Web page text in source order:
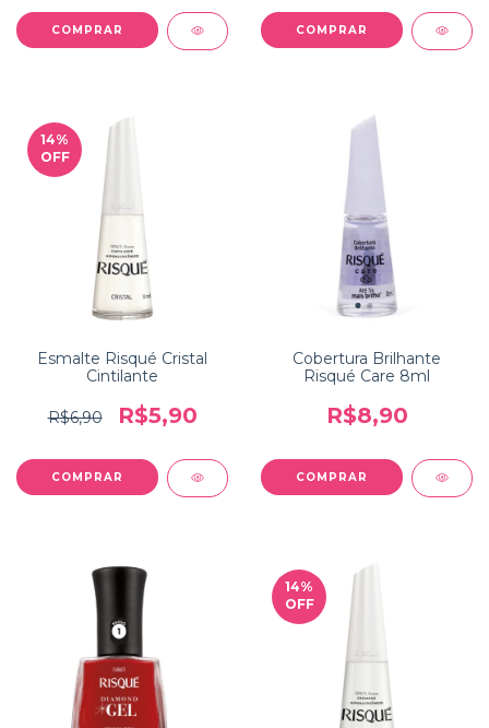
14%
OFF
Esmalte Risqué Cristal
Cintilante
R$6,90 R$5,90
Cobertura Brilhante
Risqué Care 8ml
R$8,90
14%
OFF